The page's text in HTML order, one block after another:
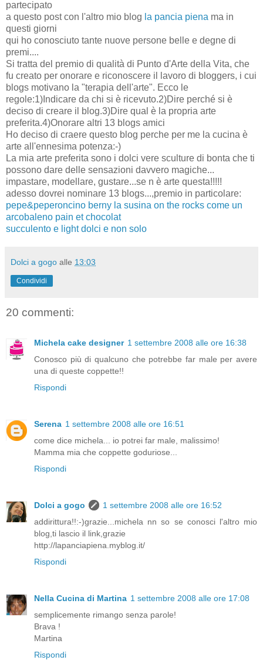
partecipato
a questo post con l'altro mio blog la pancia piena ma in
questi giorni
qui ho conosciuto tante nuove persone belle e degne di
premi....
Si tratta del premio di qualità di Punto d'Arte della Vita, che
fu creato per onorare e riconoscere il lavoro di bloggers, i cui
blogs motivano la "terapia dell'arte". Ecco le
regole:1)Indicare da chi si è ricevuto.2)Dire perché si è
deciso di creare il blog.3)Dire qual è la propria arte
preferita.4)Onorare altri 13 blogs amici
Ho deciso di craere questo blog perche per me la cucina è
arte all'ennesima potenza:-)
La mia arte preferita sono i dolci vere sculture di bonta che ti
possono dare delle sensazioni davvero magiche...
impastare, modellare, gustare...se n è arte questa!!!!!
adesso dovrei nominare 13 blogs...,premio in particolare:
pepe&peperoncino berny la susina on the rocks come un
arcobaleno pain et chocolat
succulento e light dolci e non solo
Dolci a gogo alle 13:03
Condividi
20 commenti:
Michela cake designer 1 settembre 2008 alle ore 16:38
Conosco più di qualcuno che potrebbe far male per avere
una di queste coppette!!
Rispondi
Serena 1 settembre 2008 alle ore 16:51
come dice michela... io potrei far male, malissimo!
Mamma mia che coppette goduriose...
Rispondi
Dolci a gogo
1 settembre 2008 alle ore 16:52
addirittura!!:-)grazie...michela nn so se conosci l'altro mio
blog,ti lascio il link,grazie
http://lapanciapiena.myblog.it/
Rispondi
Nella Cucina di Martina 1 settembre 2008 alle ore 17:08
semplicemente rimango senza parole!
Brava !
Martina
Rispondi